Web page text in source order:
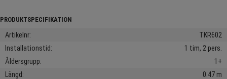
Artikelnr
TKR602
Installationstid
1 tim, 2 pers.
Åldersgrupp
1+
Längd
0.47 m